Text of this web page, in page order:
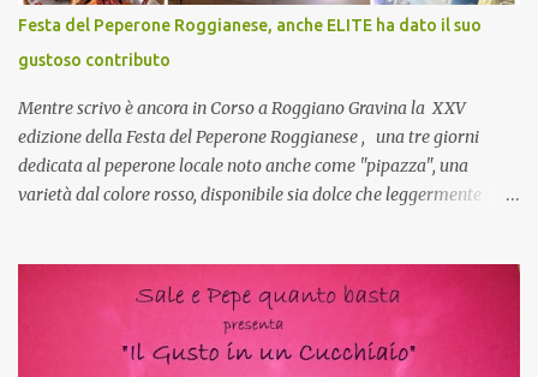
CoCo : è naturale il cibo, come sappiamo bene, funziona spesso da
collante e anche nel lavoro riesce a creare spesso l’ambiente
favorevole per molte belle opportunità, non trovi? Cuocapercaso :
Si, concordo! …addirittura si dice...
Festa del Peperone Roggianese, anche ELITE ha dato il suo
gustoso contributo
Mentre scrivo è ancora in Corso a Roggiano Gravina la XXV
edizione della Festa del Peperone Roggianese , una tre giorni
dedicata al peperone locale noto anche come "pipazza", una
varietà dal colore rosso, disponibile sia dolce che leggermente
(Pat) della Calabria. Un ingrediente versatile in cucina, utilizzato
fresco o essiccato in ricette della tradizione o in piatti innovativi.
Durante la prima serata dell'evento abbiamo avuto prova della
versatilità di questo ingrediente durante il "2° Concorso